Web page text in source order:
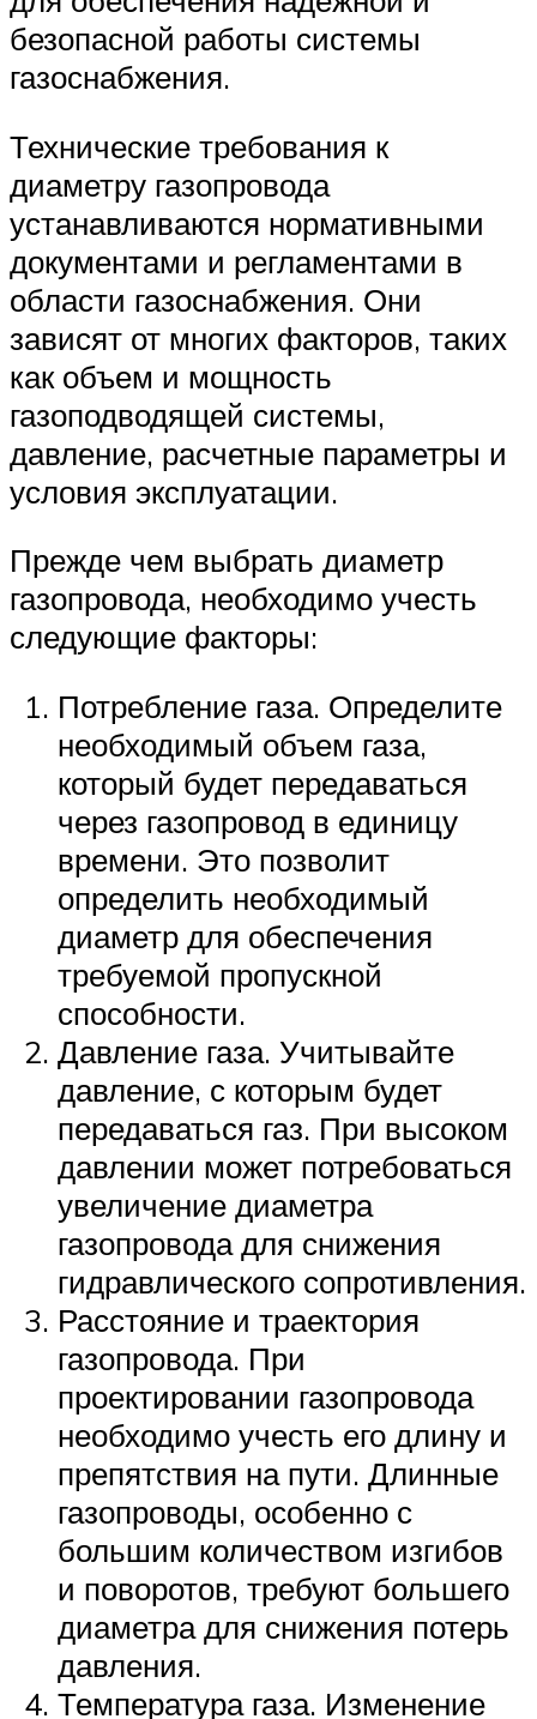
безопасной работы системы
газоснабжения.
Технические требования к
диаметру газопровода
устанавливаются нормативными
документами и регламентами в
области газоснабжения. Они
зависят от многих факторов, таких
как объем и мощность
газоподводящей системы,
давление, расчетные параметры и
условия эксплуатации.
Прежде чем выбрать диаметр
газопровода, необходимо учесть
следующие факторы:
Потребление газа. Определите
необходимый объем газа,
который будет передаваться
через газопровод в единицу
времени. Это позволит
определить необходимый
диаметр для обеспечения
требуемой пропускной
способности.
Давление газа. Учитывайте
давление, с которым будет
передаваться газ. При высоком
давлении может потребоваться
увеличение диаметра
газопровода для снижения
гидравлического сопротивления.
Расстояние и траектория
газопровода. При
проектировании газопровода
необходимо учесть его длину и
препятствия на пути. Длинные
газопроводы, особенно с
большим количеством изгибов
и поворотов, требуют большего
диаметра для снижения потерь
давления.
Температура газа. Изменение